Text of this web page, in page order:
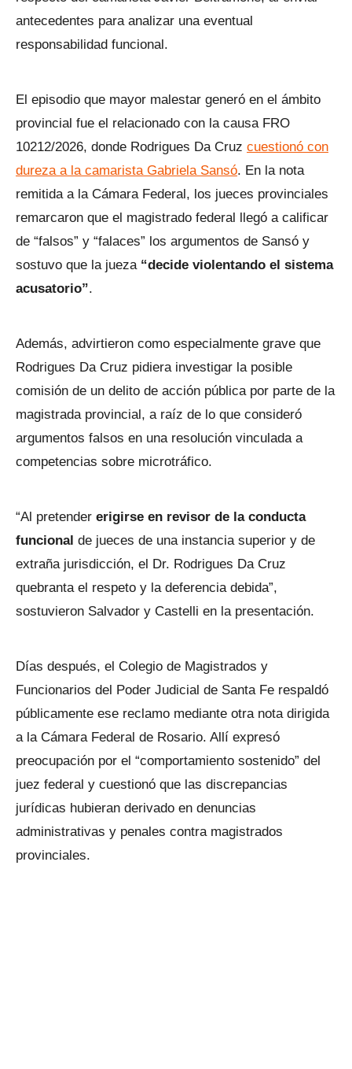
antecedentes para analizar una eventual
responsabilidad funcional.
El episodio que mayor malestar generó en el ámbito
provincial fue el relacionado con la causa FRO
10212/2026, donde Rodrigues Da Cruz cuestionó con
dureza a la camarista Gabriela Sansó. En la nota
remitida a la Cámara Federal, los jueces provinciales
remarcaron que el magistrado federal llegó a calificar
de “falsos” y “falaces” los argumentos de Sansó y
sostuvo que la jueza “decide violentando el sistema
acusatorio”.
Además, advirtieron como especialmente grave que
Rodrigues Da Cruz pidiera investigar la posible
comisión de un delito de acción pública por parte de la
magistrada provincial, a raíz de lo que consideró
argumentos falsos en una resolución vinculada a
competencias sobre microtráfico.
“Al pretender erigirse en revisor de la conducta
funcional de jueces de una instancia superior y de
extraña jurisdicción, el Dr. Rodrigues Da Cruz
quebranta el respeto y la deferencia debida”,
sostuvieron Salvador y Castelli en la presentación.
Días después, el Colegio de Magistrados y
Funcionarios del Poder Judicial de Santa Fe respaldó
públicamente ese reclamo mediante otra nota dirigida
a la Cámara Federal de Rosario. Allí expresó
preocupación por el “comportamiento sostenido” del
juez federal y cuestionó que las discrepancias
jurídicas hubieran derivado en denuncias
administrativas y penales contra magistrados
provinciales.